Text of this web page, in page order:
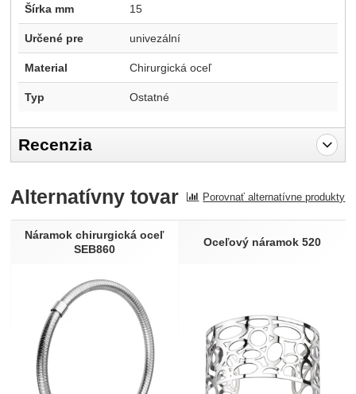
Šírka mm 15
Určené pre univezální
Material Chirurgická oceľ
Typ Ostatné
Recenzia
Recenzia
Nebola pridaná žiadna recenzia.
Alternatívny tovar Porovnať alternatívne produkty
Náramok chirurgická oceľ
SEB860
Oceľový náramok 520